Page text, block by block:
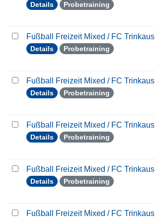
Details Probetraining
Fußball Freizeit Mixed / FC Trinkaus
Details Probetraining
Fußball Freizeit Mixed / FC Trinkaus
Details Probetraining
Fußball Freizeit Mixed / FC Trinkaus
Details Probetraining
Fußball Freizeit Mixed / FC Trinkaus
Details Probetraining
Fußball Freizeit Mixed / FC Trinkaus